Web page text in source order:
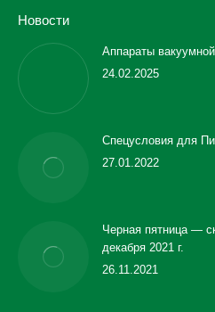
Новости
Аппараты
24.02.2025
Спецусловия для
27.01.2022
Черная пятница —
декабря 2021 г.
26.11.2021